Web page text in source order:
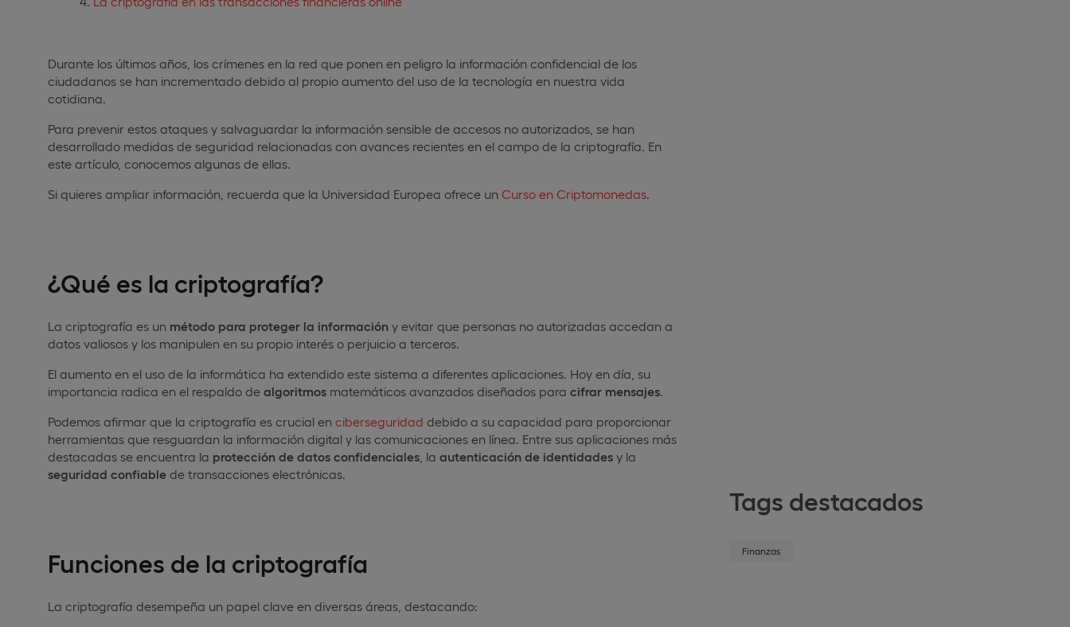
Tags destacados
Finanzas
Durante los últimos años, los crímenes en la red que ponen en peligro la información confidencial de los
ciudadanos se han incrementado debido al propio aumento del uso de la tecnología en nuestra vida
cotidiana.
Para prevenir estos ataques y salvaguardar la información sensible de accesos no autorizados, se han
desarrollado medidas de seguridad relacionadas con avances recientes en el campo de la criptografía. En
este artículo, conocemos algunas de ellas.
Si quieres ampliar información, recuerda que la Universidad Europea ofrece un Curso en Criptomonedas
¿Qué es la criptografía?
La criptografía es un método para proteger la información y evitar que personas no autorizadas accedan a
datos valiosos y los manipulen en su propio interés o perjuicio a terceros.
El aumento en el uso de la informática ha extendido este sistema a diferentes aplicaciones. Hoy en día, su
importancia radica en el respaldo de algoritmos matemáticos avanzados diseñados para cifrar mensajes
Podemos afirmar que la criptografía es crucial en ciberseguridad debido a su capacidad para proporcionar
herramientas que resguardan la información digital y las comunicaciones en línea. Entre sus aplicaciones más
destacadas se encuentra la protección de datos confidenciales , la autenticación de identidades y la
seguridad confiable de transacciones electrónicas.
Funciones de la criptografía
La criptografía desempeña un papel clave en diversas áreas, destacando: